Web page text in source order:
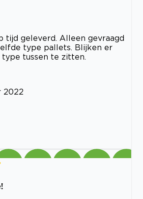
tijd geleverd. Alleen gevraagd
type pallets. Blijken er
tussen te zitten.
2022